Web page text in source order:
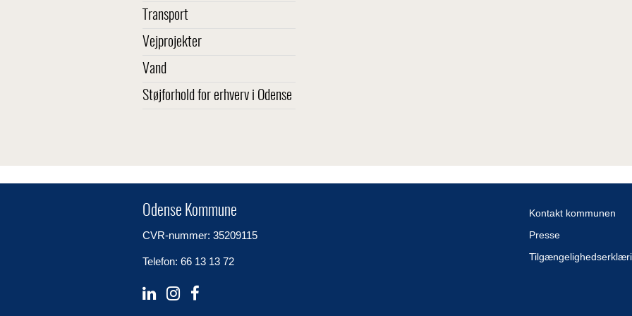
Transport
Vejprojekter
Vand
Støjforhold for erhverv i Odense
Odense Kommune
CVR-nummer: 35209115
Telefon: 66 13 13 72
Kontakt kommunen
Presse